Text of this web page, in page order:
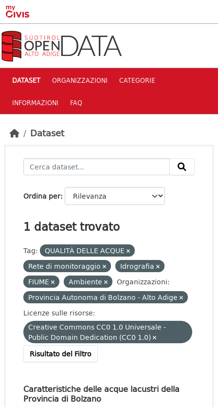
Skip to main content
DATASET ORGANIZZAZIONI CATEGORIE
INFORMAZIONI FAQ
Dataset
Ordina per
1 dataset trovato
Tag:
QUALITÀ DELLE ACQUE
Rete di monitoraggio
Idrografia
FIUME
Ambiente
Organizzazioni:
Provincia Autonoma di Bolzano - Alto Adige
Licenze sulle risorse:
Creative Commons CC0 1.0 Universale -
Public Domain Dedication (CC0 1.0)
Risultato del Filtro
Caratteristiche delle acque lacustri della
Provincia di Bolzano